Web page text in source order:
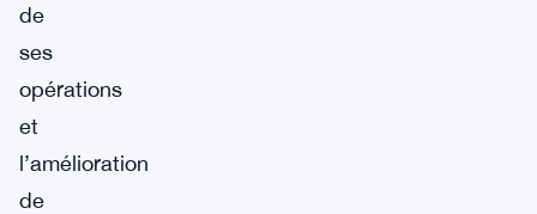
de
ses
opérations
et
l’amélioration
de